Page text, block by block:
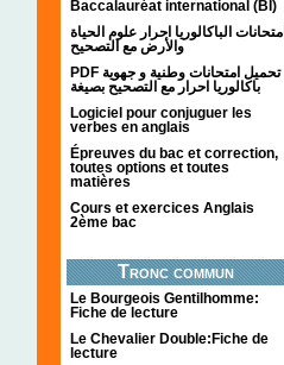
Baccalauréat international (BI)
امتحانات الباكالوريا احرار علوم الحياة
والأرض مع التصحيح
PDF تحميل امتحانات وطنية و جهوية
باكالوريا احرار مع التصحيح بصيغة
Logiciel pour conjuguer les
verbes en anglais
Épreuves du bac et correction,
toutes options et toutes
matières
Cours et exercices Anglais
2ème bac
Tronc commun
Le Bourgeois Gentilhomme:
Fiche de lecture
Le Chevalier Double:Fiche de
lecture